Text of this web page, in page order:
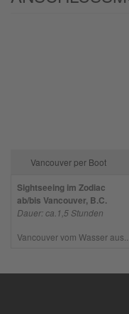
Vancouver per Boot
Sightseeing im Zodiac
ab/bis Vancouver, B.C.
Dauer: ca.1,5 Stunden
Vancouver vom Wasser aus...